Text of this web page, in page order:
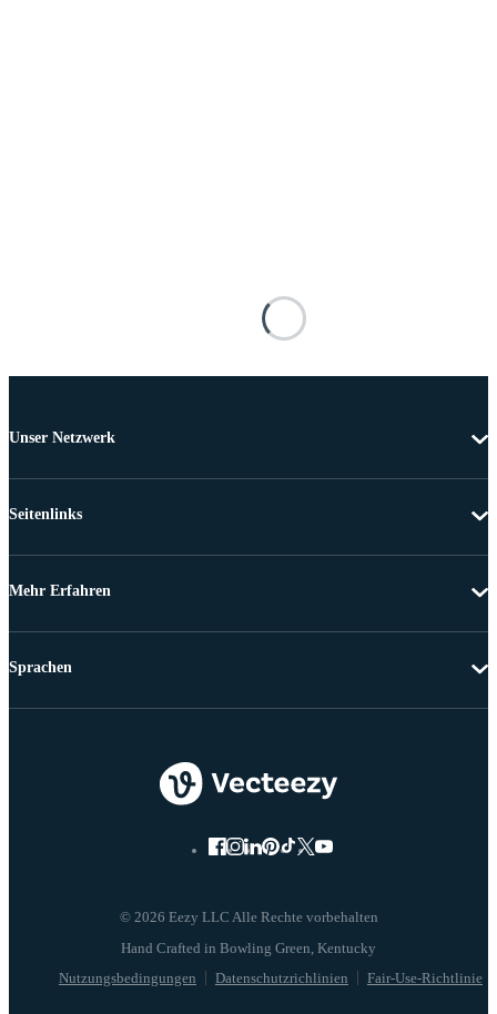
Unser Netzwerk
Seitenlinks
Mehr Erfahren
© 2026 Eezy LLC Alle Rechte vorbehalten
Nutzungsbedingungen Datenschutzrichlinien Fair-Use-Richtlinie
Sprachen